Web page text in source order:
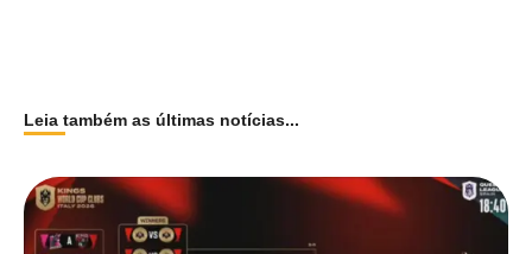
Leia também as últimas notícias...